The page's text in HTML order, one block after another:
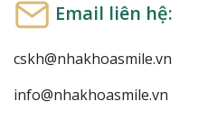
Email liên hệ:
cskh@nhakhoasmile.vn
info@nhakhoasmile.vn